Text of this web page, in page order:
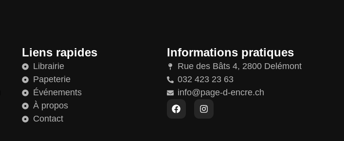
Liens rapides
Librairie
Papeterie
Événements
À propos
Contact
Informations pratiques
Rue des Bâts 4, 2800 Delémont
032 423 23 63
info@page-d-encre.ch